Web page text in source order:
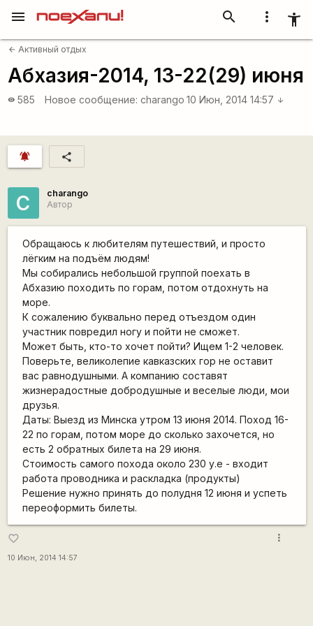
more_vert accessibility_new
search
menu
arrow_back Активный отдых
Абхазия-2014, 13-22(29) июня
visibility 585 Новое сообщение: charango 10 Июн, 2014 14:57 arrow_downward
notifications_active share
C
charango
Автор
Обращаюсь к любителям путешествий, и просто
лёгким на подъём людям!
Мы собирались небольшой группой поехать в
Абхазию походить по горам, потом отдохнуть на
море.
К сожалению буквально перед отъездом один
участник повредил ногу и пойти не сможет.
Может быть, кто-то хочет пойти? Ищем 1-2 человек.
Поверьте, великолепие кавказских гор не оставит
вас равнодушными. А компанию составят
жизнерадостные добродушные и веселые люди, мои
друзья.
Даты: Выезд из Минска утром 13 июня 2014. Поход 16-
22 по горам, потом море до сколько захочется, но
есть 2 обратных билета на 29 июня.
Стоимость самого похода около 230 у.е - входит
работа проводника и раскладка (продукты)
Решение нужно принять до полудня 12 июня и успеть
переоформить билеты.
favorite_border
10 Июн, 2014 14:57
more_vert